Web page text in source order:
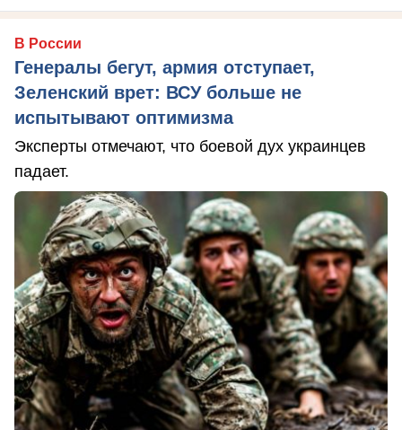
В России
Генералы бегут, армия отступает,
Зеленский врет: ВСУ больше не
испытывают оптимизма
Эксперты отмечают, что боевой дух украинцев
падает.